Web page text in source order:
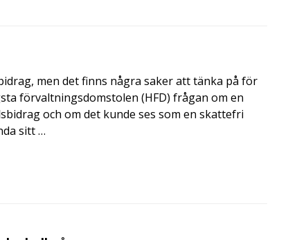
men det finns några saker att tänka på för
förvaltningsdomstolen (HFD) frågan om en
och om det kunde ses som en skattefri
sitt …